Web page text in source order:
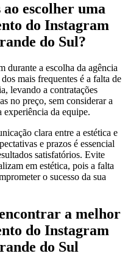
escolher uma
do Instagram
do Sul?
durante a escolha da agência
mais frequentes é a falta de
levando a contratações
no preço, sem considerar a
experiência da equipe.
clara entre a estética e
e prazos é essencial
satisfatórios. Evite
em estética, pois a falta
o sucesso da sua
a melhor
do Instagram
do Sul